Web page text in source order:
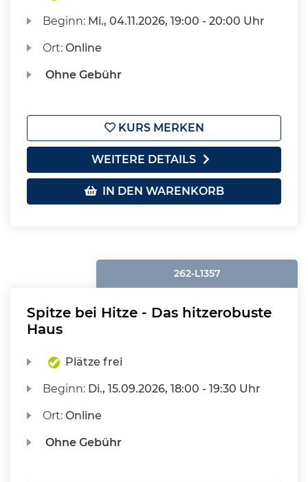
Beginn: Mi., 04.11.2026, 19:00 - 20:00 Uhr
Ort:Online
Ohne Gebühr
KURS MERKEN
WEITERE DETAILS
IN DEN WARENKORB
262-L1357
Spitze bei Hitze - Das hitzerobuste
Haus
Plätze frei
Beginn: Di., 15.09.2026, 18:00 - 19:30 Uhr
Ort:Online
Ohne Gebühr